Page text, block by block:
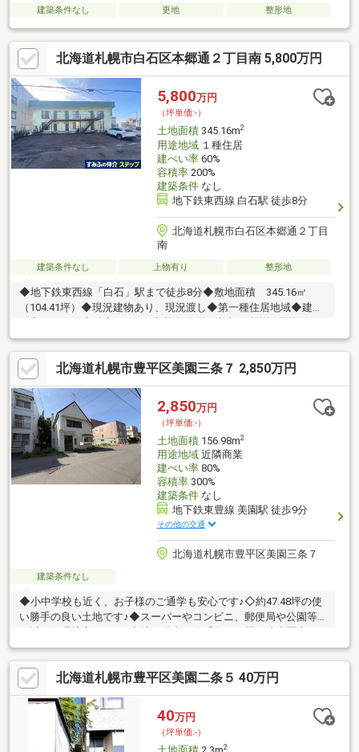
建築条件なし 更地 整形地
北海道札幌市白石区本郷通２丁目南 5,800万円
5,800万円
（坪単価:-）
土地面積345.16m2
用途地域１種住居
建ぺい率60%
容積率200%
建築条件なし
地下鉄東西線 白石駅 徒歩8分
北海道札幌市白石区本郷通２丁目
南
建築条件なし 上物有り 整形地
◆地下鉄東西線「白石」駅まで徒歩8分◆敷地面積 345.16㎡
（104.41坪）◆現況建物あり、現況渡し◆第一種住居地域◆建ぺ
い率：60％ 容積率：200％◆前面道路 南東側公道幅員約8.0
ｍ ◆間口 約20.2ｍ ◆建築条件付土地ではありません◆生活
利便性良好
北海道札幌市豊平区美園三条７ 2,850万円
2,850万円
（坪単価:-）
土地面積156.98m2
用途地域近隣商業
建ぺい率80%
容積率300%
建築条件なし
地下鉄東豊線 美園駅 徒歩9分
その他の交通
北海道札幌市豊平区美園三条７
建築条件なし
◆小中学校も近く、お子様のご通学も安心です♪◇約47.48坪の使
い勝手の良い土地です♪◆スーパーやコンビニ、郵便局や公園等
すので２路線利用可能です♪◆建築条件無しなのでお好きなハウ
スメーカー・工務店で建築可能♪※２筆一括の売買が条件です。
（売主様がそれぞれ違う為、売買金額から按分してそれぞれ契約
となります。）敷地内（端側寄り）に、第三者利用の給水管が埋
設されています。周辺環境・豊園小学校…徒歩10分・月寒中学校…
徒歩12分・コープさっぽろ美園店…徒歩８分・マックスバリュ月
寒西店…徒歩８分・セイコーマート月寒…徒歩４分
北海道札幌市豊平区美園二条５ 40万円
40万円
（坪単価:-）
2